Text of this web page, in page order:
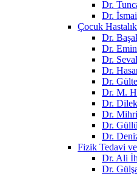
Dr.
Dr.
Çocuk
Dr.
Dr.
Dr.
Dr.
Dr.
Dr. M.
Dr.
Dr.
Dr.
Dr.
Fizik Tedavi
Dr. Ali
Dr.